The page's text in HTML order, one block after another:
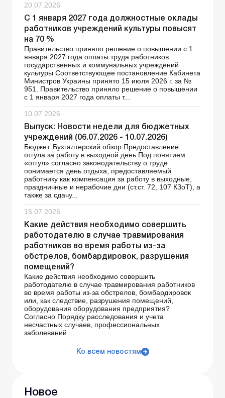
20.07.2026
С 1 января 2027 года должностные оклады
работников учреждений культуры повысят
на 70 %
Правительство приняло решение о повышении с 1
января 2027 года оплаты труда работников
государственных и коммунальных учреждений
культуры Соответствующее постановление Кабинета
Министров Украины принято 15 июля 2026 г. за №
951. Правительство приняло решение о повышении
с 1 января 2027 года оплаты т...
10.07.2026
Выпуск: Новости недели для бюджетных
учреждений (06.07.2026 - 10.07.2026)
Бюджет. Бухгалтерский обзор Предоставление
отгула за работу в выходной день Под понятием
«отгул» согласно законодательству о труде
понимается день отдыха, предоставляемый
работнику как компенсация за работу в выходные,
праздничные и нерабочие дни (ст.ст. 72, 107 КЗоТ), а
также за сдачу...
15.07.2026
Какие действия необходимо совершить
работодателю в случае травмирования
работников во время работы из-за
обстрелов, бомбардировок, разрушения
помещений?
Какие действия необходимо совершить
работодателю в случае травмирования работников
во время работы из-за обстрелов, бомбардировок
или, как следствие, разрушения помещений,
оборудования оборудования предприятия?
Согласно Порядку расследования и учета
несчастных случаев, профессиональных
заболеваний ...
Ко всем новостям
Новое